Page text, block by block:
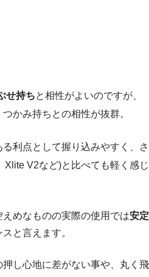
せ持ちと相性がよいのですが、
かみ持ちとの相性が抜群。
る利点として握り込みやすく、さ
Xlite V2など)と比べても軽く感じ
めなものの実際の使用では安定
と言えます。
し心地に差がない事や、丸く飛